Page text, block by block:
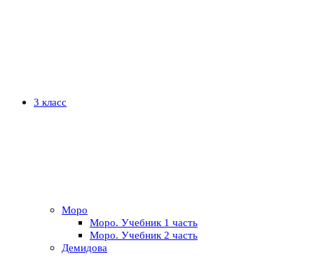
3 класс
Моро
Моро. Учебник 1 часть
Моро. Учебник 2 часть
Демидова